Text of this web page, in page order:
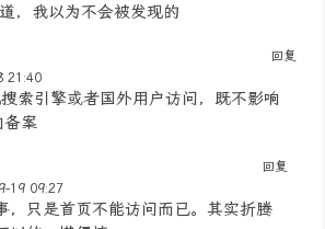
，我以为不会被发现的
回复
21:40
索引擎或者国外用户访问，既不影响
备案
回复
19 09:27
，只是首页不能访问而已。其实折腾